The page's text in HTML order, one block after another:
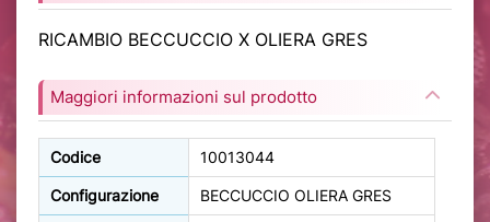
RICAMBIO BECCUCCIO X OLIERA GRES
Maggiori informazioni sul prodotto
Codice 10013044
Configurazione BECCUCCIO OLIERA GRES